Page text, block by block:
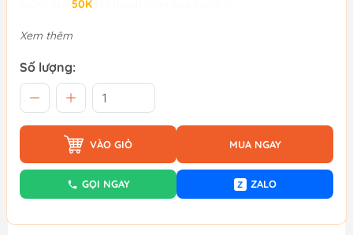
50K
Xem thêm
Số lượng:
VÀO GIỎ MUA NGAY
GỌI NGAY Z ZALO